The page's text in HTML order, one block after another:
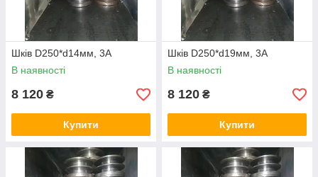
Шків D250*d14мм, 3А
В наявності
8 120 ₴
Купити
Шків D250*d19мм, 3А
В наявності
8 120 ₴
Купити